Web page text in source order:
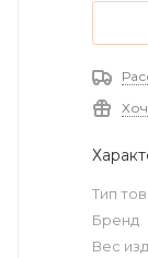
Тип
Бренд
Вес